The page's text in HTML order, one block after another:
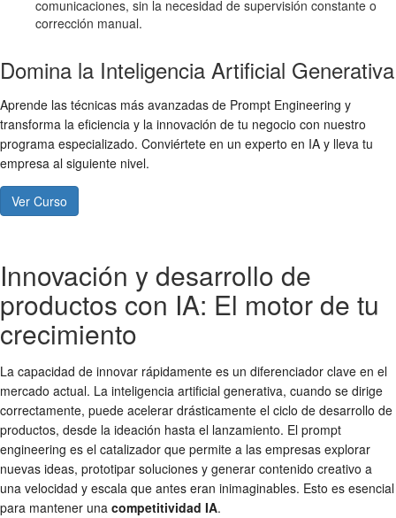
comunicaciones, sin la necesidad de supervisión constante o
corrección manual.
Domina la Inteligencia Artificial Generativa
Aprende las técnicas más avanzadas de Prompt Engineering y
transforma la eficiencia y la innovación de tu negocio con nuestro
programa especializado. Conviértete en un experto en IA y lleva tu
empresa al siguiente nivel.
Ver Curso
Innovación y desarrollo de
productos con IA: El motor de tu
crecimiento
La capacidad de innovar rápidamente es un diferenciador clave en el
mercado actual. La inteligencia artificial generativa, cuando se dirige
correctamente, puede acelerar drásticamente el ciclo de desarrollo de
productos, desde la ideación hasta el lanzamiento. El prompt
engineering es el catalizador que permite a las empresas explorar
nuevas ideas, prototipar soluciones y generar contenido creativo a
una velocidad y escala que antes eran inimaginables. Esto es esencial
para mantener una competitividad IA.